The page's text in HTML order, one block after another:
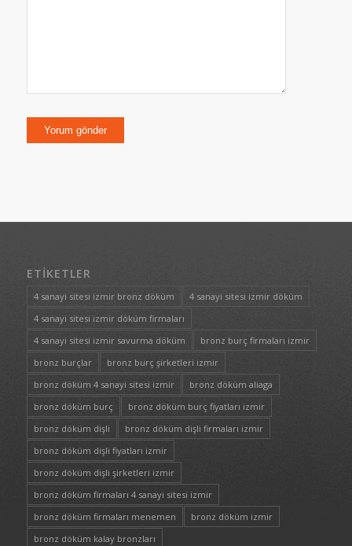
ETIKETLER
4 sanayi sitesi izmir bronz döküm
4 sanayi sitesi izmir döküm
4 sanayi sitesi izmir döküm firmaları
4 sanayi sitesi izmir savurma döküm
bronz burç firmaları izmir
bronz burçlar
bronz burç şirketleri izmir
bronz döküm 4 sanayi sitesi izmir
bronz döküm aliaga
bronz döküm burç
bronz döküm burç fiyatları izmir
bronz döküm dişli
bronz döküm dişli firmaları izmir
bronz döküm dişli fiyatları izmir
bronz döküm dişli şirketleri izmir
bronz döküm firmaları 4 sanayi sitesi izmir
bronz döküm firmaları menemen
bronz döküm izmir
bronz döküm kalay bronzları